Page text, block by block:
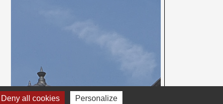
all cookies Personalize